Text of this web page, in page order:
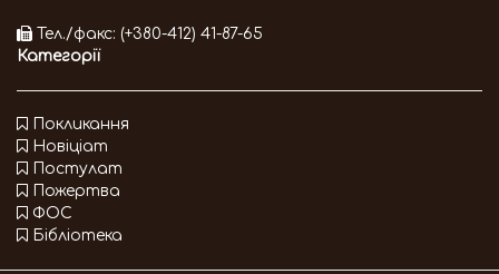
Тел./факс: (+380-412) 41-87-65
Категорії
Покликання
Новіціат
Постулат
Пожертва
ФОС
Бібліотека